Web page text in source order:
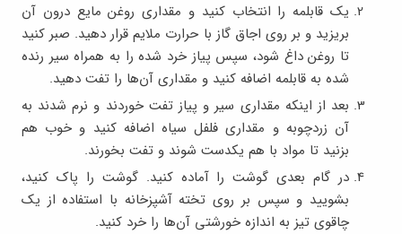
یک قابلمه را انتخاب کنید و مقداری روغن مایع درون آن
بریزید و بر روی اجاق گاز با حرارت ملایم قرار دهید. صبر کنید
تا روغن داغ شود، سپس پیاز خرد شده را به همراه سیر رنده
شده به قابلمه اضافه کنید و مقداری آن‌ها را تفت دهید.
بعد از اینکه مقداری سیر و پیاز تفت خوردند و نرم شدند به
آن زردچوبه و مقداری فلفل سیاه اضافه کنید و خوب هم
بزنید تا مواد با هم یکدست شوند و تفت بخورند.
در گام بعدی گوشت را آماده کنید. گوشت را پاک کنید،
بشویید و سپس بر روی تخته آشپزخانه با استفاده از یک
چاقوی تیز به اندازه خورشتی آن‌ها را خرد کنید.